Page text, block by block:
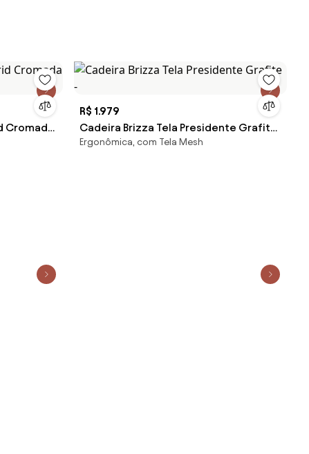
Cromada
R$ 1.979
Cadeira Brizza Tela Presidente Grafite
-Ergonômica, com Tela Mesh